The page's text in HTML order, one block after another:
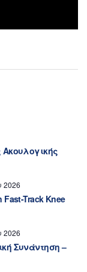
Ακουλογικής
2026
Fast-Track Knee
2026
Συνάντηση –